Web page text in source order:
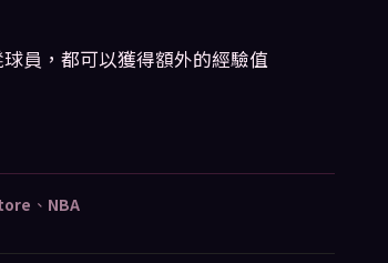
員，都可以獲得額外的經驗值
、 NBA